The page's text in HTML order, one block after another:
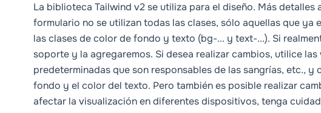
La biblioteca Tailwind v2 se utiliza para el diseño. Más detalles
formulario no se utilizan todas las clases, sólo aquellas que
las clases de color de fondo y texto (bg-... y text-...). Si
soporte y la agregaremos. Si desea realizar cambios, utilice
predeterminadas que son responsables de las sangrías, etc.,
fondo y el color del texto. Pero también es posible realizar
afectar la visualización en diferentes dispositivos, tenga